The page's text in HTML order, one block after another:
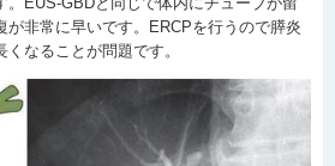
が非常に早いです。ERCPを行うので膵炎
なることが問題です。